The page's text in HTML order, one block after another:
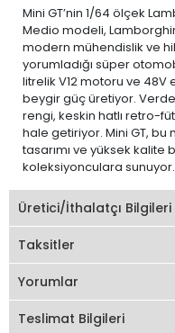
Mini GT’nin 1/64 ölçek
Medio modeli,
modern mühendislik ve
yorumladığı süper
litrelik V12 motoru ve
beygir güç üretiyor.
rengi, keskin hatlı retro-
hale getiriyor. Mini GT,
tasarımı ve yüksek kalite
koleksiyonculara sunuyor.
Üretici/İthalatçı Bilgileri
Taksitler
Yorumlar
Teslimat Bilgileri